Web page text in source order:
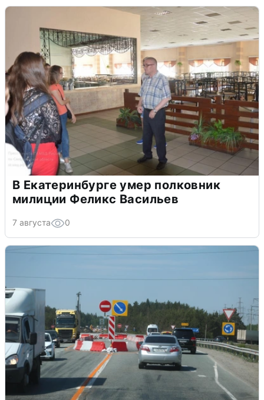
В Екатеринбурге умер полковник
милиции Феликс Васильев
7 августа 0